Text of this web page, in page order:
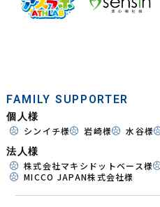
FAMILY SUPPORTER
個人様
シンイチ様
岩崎様 水谷様
法人様
株式会社マキシドットベース様
MICCO JAPAN株式会社様